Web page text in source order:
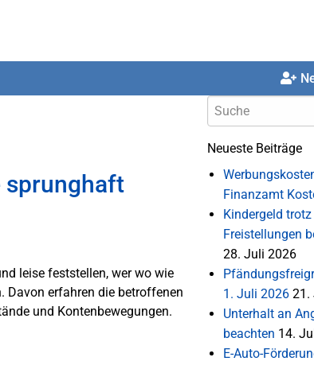
sprunghaft
leise feststellen, wer wo wie
Davon erfahren die betroffenen
und Kontenbewegungen.
Neueste Beiträge
Finanzamt
Kindergeld
Freistellungen
28. Juli 2026
1. Juli 2026 21.
Unterhalt an
beachten 14.
E-Auto-